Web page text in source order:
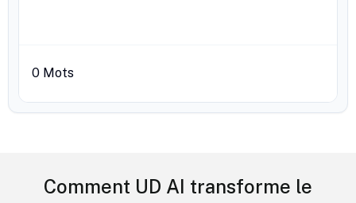
0 Mots
Comment UD AI transforme le